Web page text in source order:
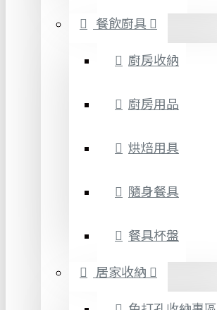
餐飲廚具
廚房收納
廚房用品
烘焙用具
隨身餐具
餐具杯盤
居家收納